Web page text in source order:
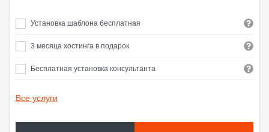
Установка шаблона бесплатная
3 месяца хостинга в подарок
Бесплатная установка консультанта
Все услуги